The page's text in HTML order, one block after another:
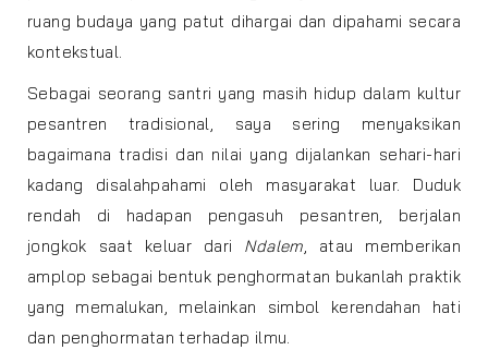
ruang budaya yang patut dihargai dan dipahami secara
kontekstual.
Sebagai seorang santri yang masih hidup dalam kultur
pesantren tradisional, saya sering menyaksikan
bagaimana tradisi dan nilai yang dijalankan sehari-hari
kadang disalahpahami oleh masyarakat luar. Duduk
rendah di hadapan pengasuh pesantren, berjalan
jongkok saat keluar dari Ndalem, atau memberikan
amplop sebagai bentuk penghormatan bukanlah praktik
yang memalukan, melainkan simbol kerendahan hati
dan penghormatan terhadap ilmu.